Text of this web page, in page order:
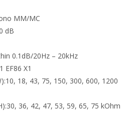
MM/MC
dB
0.1dB/20Hz – 20kHz
EF86 X1
18, 43, 75, 150, 300, 600, 1200
36, 42, 47, 53, 59, 65, 75 kOhm